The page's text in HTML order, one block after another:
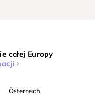
całej Europy
Österreich